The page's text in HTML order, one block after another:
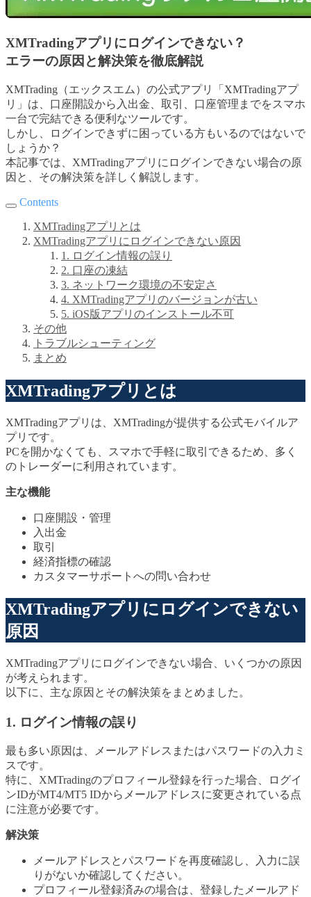
XMTradingアプリにログインできない？
エラーの原因と解決策を徹底解説
XMTrading（エックスエム）の公式アプリ「XMTradingアプ
リ」は、口座開設から入出金、取引、口座管理までをスマホ
一台で完結できる便利なツールです。
しかし、ログインできずに困っている方もいるのではないで
しょうか？
本記事では、XMTradingアプリにログインできない場合の原
因と、その解決策を詳しく解説します。
Contents
XMTradingアプリとは
XMTradingアプリにログインできない原因
1. ログイン情報の誤り
2. 口座の凍結
3. ネットワーク環境の不安定さ
4. XMTradingアプリのバージョンが古い
5. iOS版アプリのインストール不可
その他
トラブルシューティング
まとめ
XMTradingアプリとは
XMTradingアプリは、XMTradingが提供する公式モバイルア
プリです。
PCを開かなくても、スマホで手軽に取引できるため、多く
のトレーダーに利用されています。
主な機能
口座開設・管理
入出金
取引
経済指標の確認
カスタマーサポートへの問い合わせ
XMTradingアプリにログインできない
原因
XMTradingアプリにログインできない場合、いくつかの原因
が考えられます。
以下に、主な原因とその解決策をまとめました。
1. ログイン情報の誤り
最も多い原因は、メールアドレスまたはパスワードの入力ミ
スです。
特に、XMTradingのプロフィール登録を行った場合、ログイ
ンIDがMT4/MT5 IDからメールアドレスに変更されている点
に注意が必要です。
解決策
メールアドレスとパスワードを再度確認し、入力に誤
りがないか確認してください。
プロフィール登録済みの場合は、登録したメールアド